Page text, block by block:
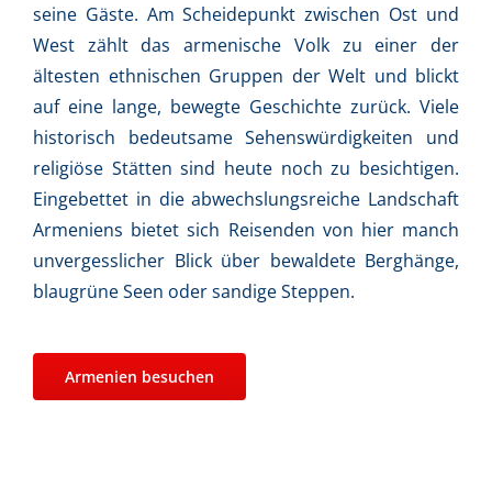
seine Gäste. Am Scheidepunkt zwischen Ost und
West zählt das armenische Volk zu einer der
ältesten ethnischen Gruppen der Welt und blickt
auf eine lange, bewegte Geschichte zurück. Viele
historisch bedeutsame Sehenswürdigkeiten und
religiöse Stätten sind heute noch zu besichtigen.
Eingebettet in die abwechslungsreiche Landschaft
Armeniens bietet sich Reisenden von hier manch
unvergesslicher Blick über bewaldete Berghänge,
blaugrüne Seen oder sandige Steppen.
Armenien besuchen